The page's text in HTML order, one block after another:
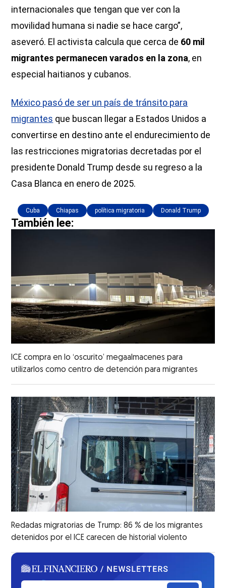
internacionales que tengan que ver con la
movilidad humana si nadie se hace cargo”,
aseveró. El activista calcula que cerca de 60 mil
migrantes permanecen varados en la zona, en
especial haitianos y cubanos.
México pasó de ser un país de tránsito para
migrantes que buscan llegar a Estados Unidos a
convertirse en destino ante el endurecimiento de
las restricciones migratorias decretadas por el
presidente Donald Trump desde su regreso a la
Casa Blanca en enero de 2025.
Cuba Chiapas política migratoria Donald Trump
También lee:
ICE compra en lo ‘oscurito’ megaalmacenes para
utilizarlos como centro de detención para migrantes
Redadas migratorias de Trump: 86 % de los migrantes
detenidos por el ICE carecen de historial violento